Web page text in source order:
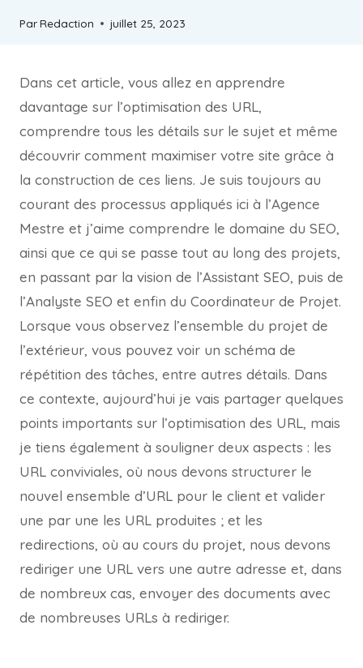
ParRedaction juillet 25, 2023
Dans cet article, vous allez en apprendre
davantage sur l’optimisation des URL,
comprendre tous les détails sur le sujet et même
découvrir comment maximiser votre site grâce à
la construction de ces liens. Je suis toujours au
courant des processus appliqués ici à l’Agence
Mestre et j’aime comprendre le domaine du SEO,
ainsi que ce qui se passe tout au long des projets,
en passant par la vision de l’Assistant SEO, puis de
l’Analyste SEO et enfin du Coordinateur de Projet.
Lorsque vous observez l’ensemble du projet de
l’extérieur, vous pouvez voir un schéma de
répétition des tâches, entre autres détails. Dans
ce contexte, aujourd’hui je vais partager quelques
points importants sur l’optimisation des URL, mais
je tiens également à souligner deux aspects : les
URL conviviales, où nous devons structurer le
nouvel ensemble d’URL pour le client et valider
une par une les URL produites ; et les
redirections, où au cours du projet, nous devons
rediriger une URL vers une autre adresse et, dans
de nombreux cas, envoyer des documents avec
de nombreuses URLs à rediriger.